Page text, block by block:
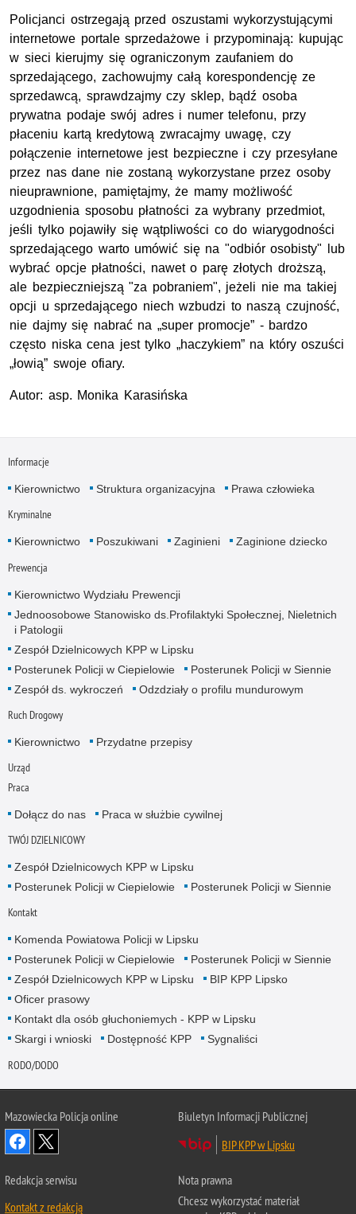
Policjanci ostrzegają przed oszustami wykorzystującymi
internetowe portale sprzedażowe i przypominają: kupując
w sieci kierujmy się ograniczonym zaufaniem do
sprzedającego, zachowujmy całą korespondencję ze
sprzedawcą, sprawdzajmy czy sklep, bądź osoba
prywatna podaje swój adres i numer telefonu, przy
płaceniu kartą kredytową zwracajmy uwagę, czy
połączenie internetowe jest bezpieczne i czy przesyłane
przez nas dane nie zostaną wykorzystane przez osoby
nieuprawnione, pamiętajmy, że mamy możliwość
uzgodnienia sposobu płatności za wybrany przedmiot,
jeśli tylko pojawiły się wątpliwości co do wiarygodności
sprzedającego warto umówić się na "odbiór osobisty" lub
wybrać opcje płatności, nawet o parę złotych droższą,
ale bezpieczniejszą "za pobraniem", jeżeli nie ma takiej
opcji u sprzedającego niech wzbudzi to naszą czujność,
nie dajmy się nabrać na „super promocje” - bardzo
często niska cena jest tylko „haczykiem” na który oszuści
„łowią” swoje ofiary.
Autor: asp. Monika Karasińska
Informacje
Kierownictwo Struktura organizacyjna Prawa człowieka
Kryminalne
Kierownictwo Poszukiwani Zaginieni Zaginione dziecko
Prewencja
Kierownictwo Wydziału Prewencji
Jednoosobowe Stanowisko ds.Profilaktyki Społecznej, Nieletnich
i Patologii
Zespół Dzielnicowych KPP w Lipsku
Posterunek Policji w Ciepielowie
Posterunek Policji w Siennie
Zespół ds. wykroczeń
Odzdziały o profilu mundurowym
Ruch Drogowy
Kierownictwo Przydatne przepisy
Urząd
Praca
Dołącz do nas Praca w służbie cywilnej
TWÓJ DZIELNICOWY
Zespół Dzielnicowych KPP w Lipsku
Posterunek Policji w Ciepielowie
Posterunek Policji w Siennie
Kontakt
Komenda Powiatowa Policji w Lipsku
Posterunek Policji w Ciepielowie
Posterunek Policji w Siennie
Zespół Dzielnicowych KPP w Lipsku
BIP KPP Lipsko
Oficer prasowy
Kontakt dla osób głuchoniemych - KPP w Lipsku
Skargi i wnioski
Dostępność KPP Sygnaliści
RODO/DODO
Mazowiecka Policja online
Biuletyn Informacji Publicznej
BIP KPP w Lipsku
Redakcja serwisu
Kontakt z redakcją
Nota prawna
Chcesz wykorzystać materiał